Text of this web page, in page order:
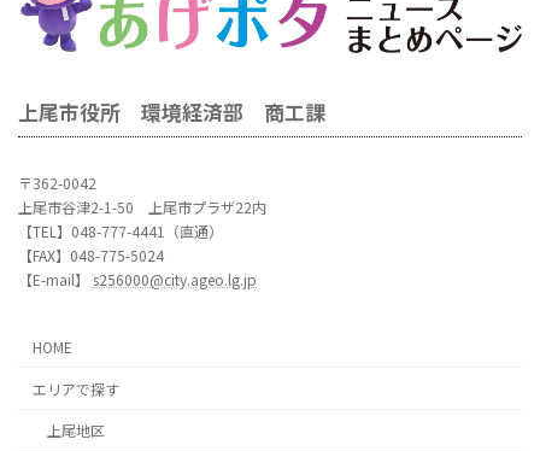
上尾市役所 環境経済部 商工課
〒362-0042
上尾市谷津2-1-50 上尾市プラザ22内
【TEL】048-777-4441（直通）
【FAX】048-775-5024
【E-mail】 s256000@city.ageo.lg.jp
HOME
エリアで探す
上尾地区